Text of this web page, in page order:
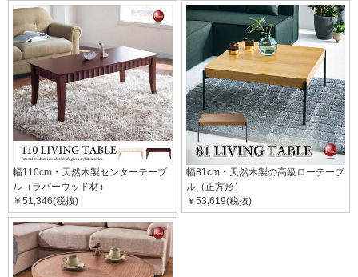
幅110cm・天然木製センターテーブ
ル（ラバーウッド材）
￥51,346(税抜)
幅81cm・天然木製の高級ローテーブ
ル（正方形）
￥53,619(税抜)